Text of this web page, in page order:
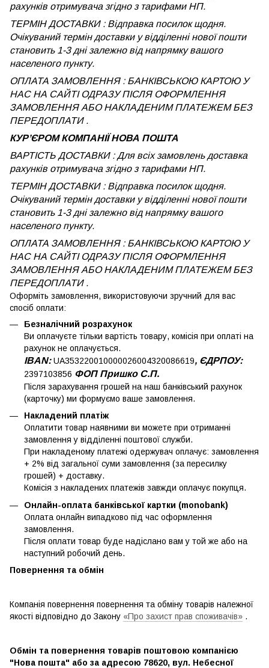
рахунків отримувача згідно з тарифами НП.
ТЕРМІН ДОСТАВКИ : Відправка посилок щодня.
Очікуваний термін доставки у відділенні нової пошти
становить 1-3 дні залежно від напрямку вашого
населеного пункту.
ОПЛАТА ЗАМОВЛЕННЯ : БАНКІВСЬКОЮ КАРТОЮ У
НАС НА САЙТІ ОДРАЗУ ПІСЛЯ ОФОРМЛЕННЯ
ЗАМОВЛЕННЯ АБО НАКЛАДЕНИМ ПЛАТЕЖЕМ БЕЗ
ПЕРЕДОПЛАТИ .
КУРʼЄРОМ КОМПАНІЇ НОВА ПОШТА
ВАРТІСТЬ ДОСТАВКИ : Для всіх замовлень доставка
рахунків отримувача згідно з тарифами НП.
ТЕРМІН ДОСТАВКИ : Відправка посилок щодня.
Очікуваний термін доставки у відділенні нової пошти
становить 1-3 дні залежно від напрямку вашого
населеного пункту.
ОПЛАТА ЗАМОВЛЕННЯ : БАНКІВСЬКОЮ КАРТОЮ У
НАС НА САЙТІ ОДРАЗУ ПІСЛЯ ОФОРМЛЕННЯ
ЗАМОВЛЕННЯ АБО НАКЛАДЕНИМ ПЛАТЕЖЕМБЕЗ
ПЕРЕДОПЛАТИ .
Оформіть замовлення, використовуючи зручний для вас
спосіб оплати:
Безналічний розрахунок
Ви оплачуєте тільки вартість товару, комісія при оплаті на
рахунок не оплачується.
IBAN:UA353220010000026004320086619, ЄДРПОУ:
2397103856 ФОП Пришко С.П.
Після зарахування грошей на наш банківський рахунок
(карточку) ми формуємо ваше замовлення.
Накладений платіж
Оплатити товар наявними ви можете при отриманні
замовлення у відділенні поштової служби.
При накладеному платежі одержувач оплачує: замовлення
+ 2% від загальної суми замовлення (за пересилку
грошей) + доставку.
Комісія з накладених платежів завжди оплачує покупця.
Онлайн-оплата банківської картки (monobank)
Оплата онлайн випадково під час оформлення
замовлення.
Після оплати товар буде надіслано вам у той же або на
наступний робочий день.
Повернення та обмін
Компанія повернення повернення та обміну товарів належної
якості відповідно до Закону «Про захист прав споживачів» .
Обмін та повернення товарів поштовою компанією
"Нова пошта" або за адресою 78620, вул. Небесної